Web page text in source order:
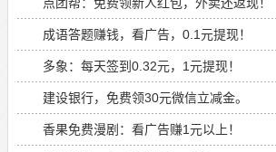
成语答题赚钱，看广告，0.1元提现！
多象：每天签到0.32元，1元提现！
建设银行，免费领30元微信立减金。
香果免费漫剧：看广告赚1元以上！